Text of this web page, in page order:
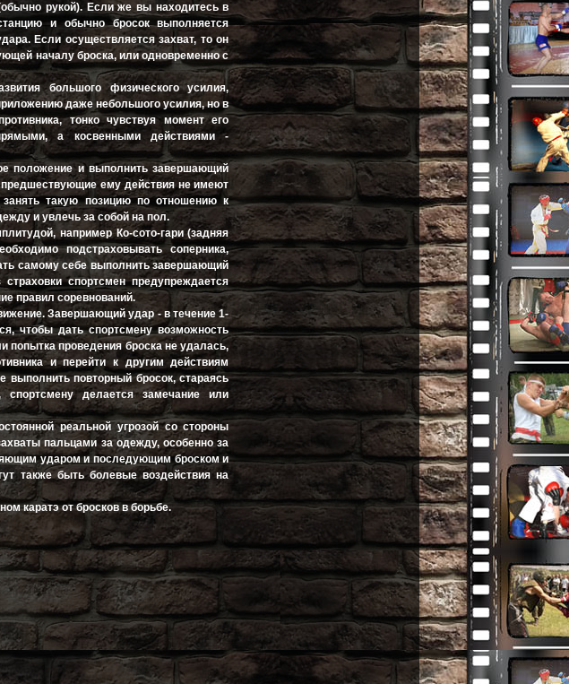
рукой). Если же вы находитесь в
и обычно бросок выполняется
Если осуществляется захват, то он
началу броска, или одновременно с
большого физического усилия,
даже небольшого усилия, но в
тонко чувствуя момент его
а косвенными действиями -
положение и выполнить завершающий
ему действия не имеют
такую позицию по отношению к
и увлечь за собой на пол.
например Ко-сото-гари (задняя
подстраховывать соперника,
самому себе выполнить завершающий
спортсмен предупреждается
правил соревнований.
Завершающий удар - в течение 1-
чтобы дать спортсмену возможность
попытка проведения броска не удалась,
и перейти к другим действиям
выполнить повторный бросок, стараясь
делается замечание или
реальной угрозой со стороны
пальцами за одежду, особенно за
ударом и последующим броском и
также быть болевые воздействия на
каратэ от бросков в борьбе.